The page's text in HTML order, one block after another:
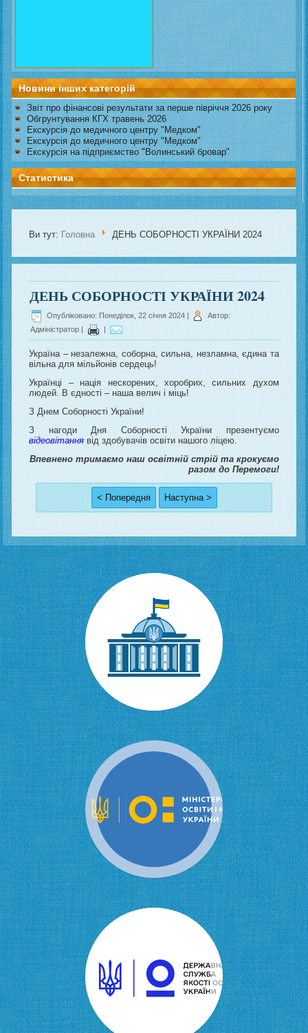
Новини інших категорій
Звіт про фінансові результати за перше півріччя 2026 року
Обгрунтування КГХ травень 2026
Екскурсія до медичного центру "Медком"
Екскурсія до медичного центру "Медком"
Екскурсія на підприємство "Волинський бровар"
Статистика
Ви тут: Головна ДЕНЬ СОБОРНОСТІ УКРАЇНИ 2024
ДЕНЬ СОБОРНОСТІ УКРАЇНИ 2024
Опубліковано: Понеділок, 22 січня 2024 |
Автор:
Адміністратор
Україна – незалежна, соборна, сильна, незламна, єдина та
вільна для мільйонів сердець!
Українці – нація нескорених, хоробрих, сильних духом
людей. В єдності – наша велич і міць!
З Днем Соборності України!
З нагоди Дня Соборності України презентуємо
відеовітання від здобувачів освіти нашого ліцею.
Впевнено тримаємо наш освітній стрій та крокуємо
разом до Перемоги!
< Попередня Наступна >